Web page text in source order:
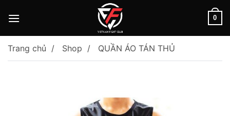
0
Trang chủ Shop QUẦN ÁO TÁN THỦ